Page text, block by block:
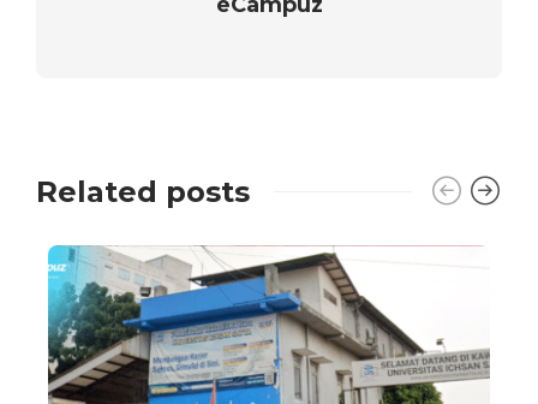
Related posts